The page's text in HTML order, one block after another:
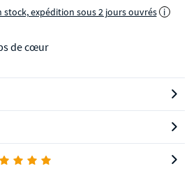
stock, expédition sous 2 jours ouvrés i
de cœur